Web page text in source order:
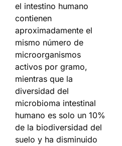
el intestino humano
contienen
aproximadamente el
mismo número de
microorganismos
activos por gramo,
mientras que la
diversidad del
microbioma intestinal
humano es solo un 10%
de la biodiversidad del
suelo y ha disminuido